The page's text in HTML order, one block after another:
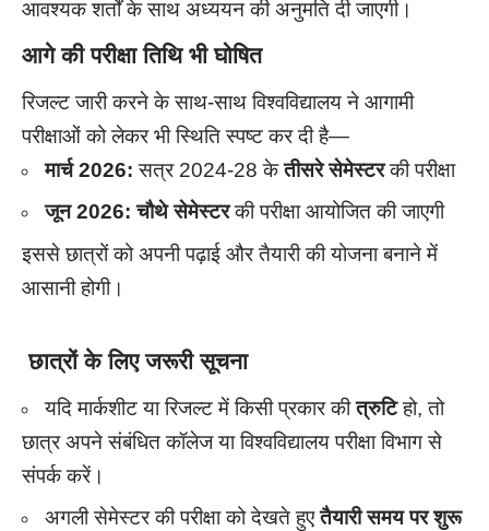
आवश्यक शर्तों के साथ अध्ययन की अनुमति दी जाएगी।
आगे की परीक्षा तिथि भी घोषित
रिजल्ट जारी करने के साथ-साथ विश्वविद्यालय ने आगामी
परीक्षाओं को लेकर भी स्थिति स्पष्ट कर दी है—
मार्च 2026: सत्र 2024-28 केतीसरे सेमेस्टरकी परीक्षा
जून 2026: चौथे सेमेस्टरकी परीक्षा आयोजित की जाएगी
इससे छात्रों को अपनी पढ़ाई और तैयारी की योजना बनाने में
आसानी होगी।
छात्रों के लिए जरूरी सूचना
यदि मार्कशीट या रिजल्ट में किसी प्रकार कीत्रुटिहो, तो
छात्र अपने संबंधित कॉलेज या विश्वविद्यालय परीक्षा विभाग से
संपर्क करें।
अगली सेमेस्टर की परीक्षा को देखते हुएतैयारी समय पर शुरू